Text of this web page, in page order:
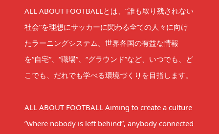
ALL ABOUT FOOTBALLとは、“誰も取り残されない
社会”を理想にサッカーに関わる全ての人々に向け
たラーニングシステム。世界各国の有益な情報
を“自宅”、“職場”、“グラウンド”など、いつでも、ど
こでも、だれでも学べる環境づくりを目指します。
ALL ABOUT FOOTBALL Aiming to create a culture
”where nobody is left behind”, anybody connected